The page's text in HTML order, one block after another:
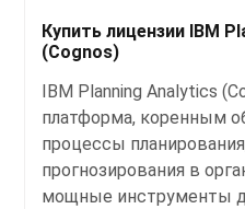
Купить лицензии IBM
(Cognos)
IBM Planning Analytics
платформа, коренным
процессы
прогнозирования в
мощные инструменты